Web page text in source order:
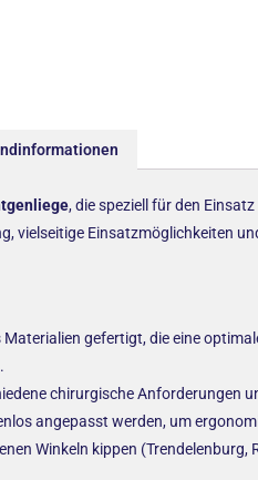
, die speziell für den
vielseitige Einsatzmöglichkeiten
Materialien gefertigt, die eine
chirurgische Anforderungen
angepasst werden, um
Winkeln kippen